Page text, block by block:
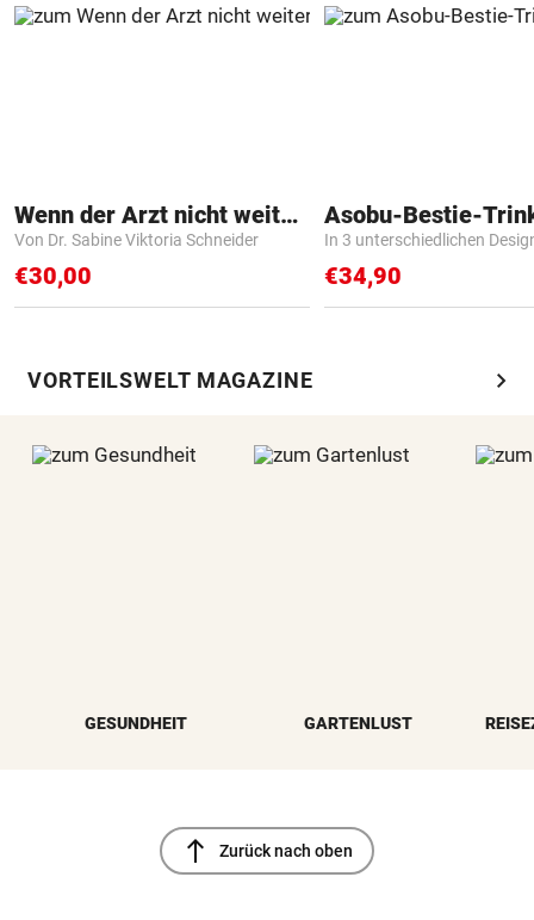
Wenn der Arzt nicht weiter weiß
Von Dr. Sabine Viktoria Schneider
€30,00
Asobu-Bestie-
In 3 unterschiedlichen
€34,90
VORTEILSWELT MAGAZINE chevron_right
GESUNDHEIT GARTENLUST
north Zurück nach oben